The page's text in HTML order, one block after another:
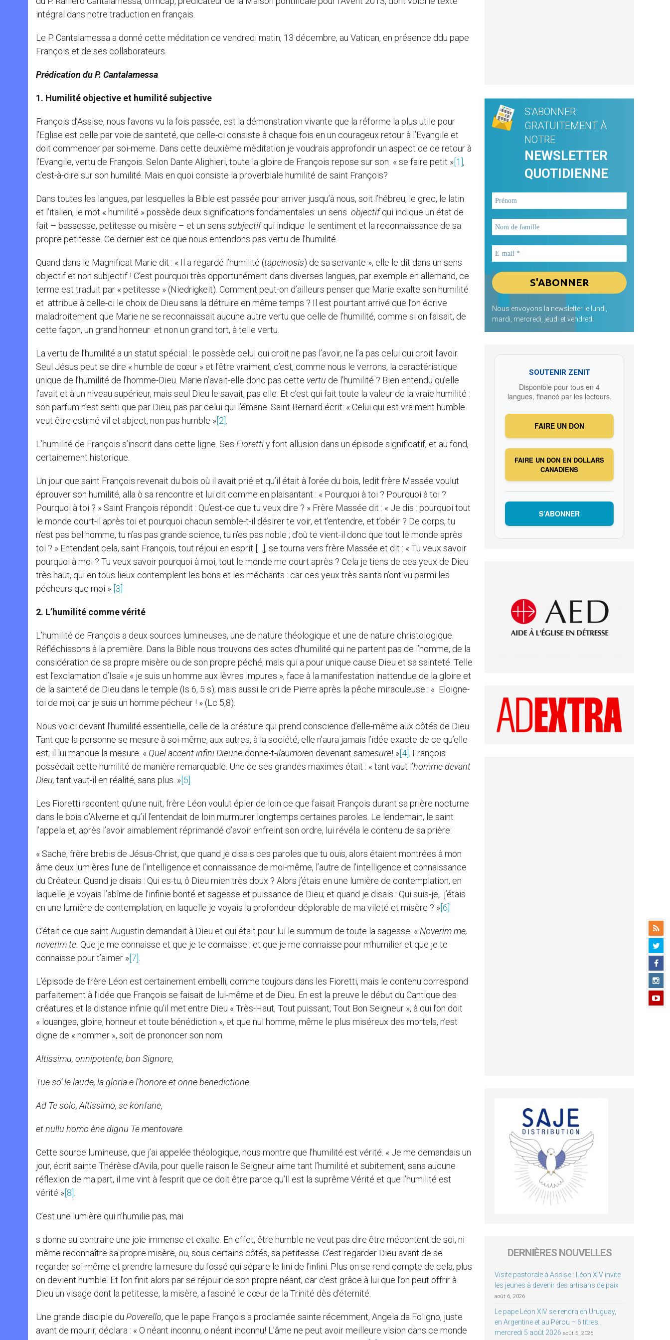
intégral dans notre traduction en français.
Le P. Cantalamessa a donné cette méditation ce vendredi matin, 13 décembre, au Vatican, en présence ddu pape
François et de ses collaborateurs.
Prédication du P. Cantalamessa
1. Humilité objective et humilité subjective
François d’Assise, nous l’avons vu la fois passée, est la démonstration vivante que la réforme la plus utile pour
l’Eglise est celle par voie de sainteté, que celle-ci consiste à chaque fois en un courageux retour à l’Evangile et
doit commencer par soi-meme. Dans cette deuxième mèditation je voudrais approfondir un aspect de ce retour à
l’Evangile, vertu de François. Selon Dante Alighieri, toute la gloire de François repose sur son « se faire petit » [1] ,
c’est-à-dire sur son humilité. Mais en quoi consiste la proverbiale humilité de saint François?
Dans toutes les langues, par lesquelles la Bible est passée pour arriver jusqu’à nous, soit l’hébreu, le grec, le latin
et l’italien, le mot « humilité » possède deux significations fondamentales: un sens objectifqui indique un état de
fait – bassesse, petitesse ou misère – et un sens subjectifqui indique le sentiment et la reconnaissance de sa
propre petitesse. Ce dernier est ce que nous entendons pas vertu de l’humilité.
Quand dans le Magnificat Marie dit : « Il a regardé l’humilité (tapeinosis) de sa servante », elle le dit dans un sens
objectif et non subjectif ! C’est pourquoi très opportunément dans diverses langues, par exemple en allemand, ce
terme est traduit par « petitesse » (Niedrigkeit). Comment peut-on d’ailleurs penser que Marie exalte son humilité
et attribue à celle-ci le choix de Dieu sans la détruire en même temps ? Il est pourtant arrivé que l’on écrive
maladroitement que Marie ne se reconnaissait aucune autre vertu que celle de l’humilité, comme si on faisait, de
cette façon, un grand honneur et non un grand tort, à telle vertu.
La vertu de l’humilité a un statut spécial : le possède celui qui croit ne pas l’avoir, ne l’a pas celui qui croit l’avoir.
Seul Jésus peut se dire « humble de cœur » et l’être vraiment; c’est, comme nous le verrons, la caractéristique
unique de l’humilité de l’homme-Dieu. Marie n’avait-elle donc pas cette vertu de l’humilité ? Bien entendu qu’elle
l’avait et à un niveau supérieur, mais seul Dieu le savait, pas elle. Et c’est qui fait toute la valeur de la vraie humilité :
son parfum n’est senti que par Dieu, pas par celui qui l’émane. Saint Bernard écrit: « Celui qui est vraiment humble
veut être estimé vil et abject, non pas humble » [2]
L’humilité de François s’inscrit dans cette ligne. Ses Fiorettiy font allusion dans un épisode significatif, et au fond,
certainement historique.
Un jour que saint François revenait du bois où il avait prié et qu’il était à l’orée du bois, ledit frère Massée voulut
éprouver son humilité, alla ò sa rencontre et lui dit comme en plaisantant : « Pourquoi à toi ? Pourquoi à toi ?
Pourquoi à toi ? » Saint François répondit : Qu’est-ce que tu veux dire ? » Frère Massée dit : « Je dis : pourquoi tout
le monde court-il après toi et pourquoi chacun semble-t-il désirer te voir, et t’entendre, et t’obéir ? De corps, tu
n’est pas bel homme, tu n’as pas grande science, tu n’es pas noble ; d’où te vient-il donc que tout le monde après
toi ? » Entendant cela, saint François, tout réjoui en esprit […], se tourna vers frère Massée et dit : « Tu veux savoir
pourquoi à moi ? Tu veux savoir pourquoi à moi, tout le monde me court après ? Cela je tiens de ces yeux de Dieu
très haut, qui en tous lieux contemplent les bons et les méchants : car ces yeux très saints n’ont vu parmi les
pécheurs que moi » [3]
2. L’humilité comme vérité
L’humilité de François a deux sources lumineuses, une de nature théologique et une de nature christologique.
Réfléchissons à la première. Dans la Bible nous trouvons des actes d’humilité qui ne partent pas de l’homme, de la
considération de sa propre misère ou de son propre péché, mais qui a pour unique cause Dieu et sa sainteté. Telle
est l’exclamation d’Isaïe « je suis un homme aux lèvres impures », face à la manifestation inattendue de la gloire et
de la sainteté de Dieu dans le temple (Is 6, 5 s); mais aussi le cri de Pierre après la pêche miraculeuse : « Eloigne-
toi de moi, car je suis un homme pécheur ! » (Lc 5,8).
Nous voici devant l’humilité essentielle, celle de la créature qui prend conscience d’elle-même aux côtés de Dieu.
Tant que la personne se mesure à soi-même, aux autres, à la société, elle n’aura jamais l’idée exacte de ce qu’elle
est; il lui manque la mesure. « Quel accent infini Dieune donne-t-ilaumoien devenant samesure! » [4] . François
possédait cette humilité de manière remarquable. Une de ses grandes maximes était : « tant vaut l’homme devant
Dieu, tant vaut-il en réalité, sans plus. » [5]
Les Fioretti racontent qu’une nuit, frère Léon voulut épier de loin ce que faisait François durant sa prière nocturne
dans le bois d’Alverne et qu’il l’entendait de loin murmurer longtemps certaines paroles. Le lendemain, le saint
l’appela et, après l’avoir aimablement réprimandé d’avoir enfreint son ordre, lui révéla le contenu de sa prière:
« Sache, frère brebis de Jésus-Christ, que quand je disais ces paroles que tu ouïs, alors étaient montrées à mon
âme deux lumières l’une de l’intelligence et connaissance de moi-même, l’autre de l’intelligence et connaissance
du Créateur. Quand je disais : Qui es-tu, ô Dieu mien très doux ? Alors j’étais en une lumière de contemplation, en
laquelle je voyais l’abîme de l’infinie bonté et sagesse et puissance de Dieu; et quand je disais : Qui suis-je, j’étais
en une lumière de contemplation, en laquelle je voyais la profondeur déplorable de ma vileté et misère ? » [6]
C’était ce que saint Augustin demandait à Dieu et qui était pour lui le summum de toute la sagesse: « Noverim me,
noverim te. Que je me connaisse et que je te connaisse ; et que je me connaisse pour m’humilier et que je te
connaisse pour t’aimer » [7]
L’épisode de frère Léon est certainement embelli, comme toujours dans les Fioretti, mais le contenu correspond
parfaitement à l’idée que François se faisait de lui-même et de Dieu. En est la preuve le début du Cantique des
créatures et la distance infinie qu’il met entre Dieu « Très-Haut, Tout puissant, Tout Bon Seigneur », à qui l’on doit
« louanges, gloire, honneur et toute bénédiction », et que nul homme, même le plus miséreux des mortels, n’est
digne de « nommer », soit de prononcer son nom.
Altissimu, onnipotente, bon Signore,
Tue so’ le laude, la gloria e l’honore et onne benedictione.
Ad Te solo, Altissimo, se konfane,
et nullu homo ène dignu Te mentovare.
Cette source lumineuse, que j’ai appelée théologique, nous montre que l’humilité est vérité. « Je me demandais un
jour, écrit sainte Thérèse d’Avila, pour quelle raison le Seigneur aime tant l’humilité et subitement, sans aucune
réflexion de ma part, il me vint à l’esprit que ce doit être parce qu’Il est la suprême Vérité et que l’humilité est
vérité » [8]
C’est une lumière qui n’humilie pas, mai
s donne au contraire une joie immense et exalte. En effet, être humble ne veut pas dire être mécontent de soi, ni
même reconnaître sa propre misère, ou, sous certains côtés, sa petitesse. C’est regarder Dieu avant de se
regarder soi-même et prendre la mesure du fossé qui sépare le fini de l’infini. Plus on se rend compte de cela, plus
on devient humble. Et l’on finit alors par se réjouir de son propre néant, car c’est grâce à lui que l’on peut offrir à
Dieu un visage dont la petitesse, la misère, a fasciné le cœur de la Trinité dès d’éternité.
Une grande disciple du Poverello, que le pape François a proclamée sainte récemment, Angela da Foligno, juste
avant de mourir, déclara : « O néant inconnu, o néant inconnu! L’âme ne peut avoir meilleure vision dans ce monde
S'ABONNER
GRATUITEMENT À
NOTRE
NEWSLETTER
QUOTIDIENNE
Nous envoyons la newsletter le lundi,
mardi, mercredi, jeudi et vendredi
SOUTENIR ZENIT
Disponible pour tous en 4
langues, financé par les lecteurs.
FAIRE UN DON
FAIRE UN DON EN DOLLARS
CANADIENS
S’ABONNER
DERNIÈRES NOUVELLES
Visite pastorale à Assise : Léon XIV invite
les jeunes à devenir des artisans de paix
août 6, 2026
Le pape Léon XIV se rendra en Uruguay,
en Argentine et au Pérou – 6 titres,
mercredi 5 août 2026 août 5, 2026